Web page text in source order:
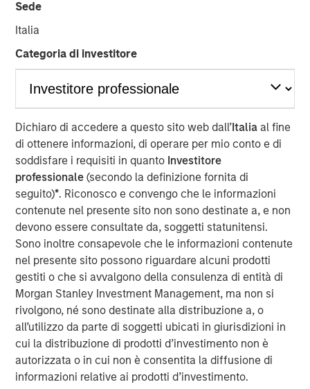
Sede
Italia
Categoria di investitore
Dichiaro di accedere a questo sito web dall’Italia al fine
di ottenere informazioni, di operare per mio conto e di
soddisfare i requisiti in quanto Investitore
professionale(secondo la definizione fornita di
seguito)*. Riconosco e convengo che le informazioni
contenute nel presente sito non sono destinate a, e non
devono essere consultate da, soggetti statunitensi.
Sono inoltre consapevole che le informazioni contenute
nel presente sito possono riguardare alcuni prodotti
gestiti o che si avvalgono della consulenza di entità di
Morgan Stanley Investment Management, ma non si
rivolgono, né sono destinate alla distribuzione a, o
all’utilizzo da parte di soggetti ubicati in giurisdizioni in
cui la distribuzione di prodotti d’investimento non è
autorizzata o in cui non è consentita la diffusione di
informazioni relative ai prodotti d’investimento.
Samanage, the service success company, today
Stanley Expansion Capital, the growth-focused private
Management. Samanage seeks to accelerate their
exceptional year-over-year growth and expand their
global market share in the IT Service Management (ITSM)
industry.
This new funding comes after several years of sustained
growth for Samanage. Samanage was built to address
the need for a modern IT and employee service
management platform that people love to use. Today,
Samanage serves over 2 million users worldwide and
helps them to rapidly and consistently deliver a superior
service experience across departments, including IT, HR,
finance, facilities, marketing, and any other team. These
solutions have the ability to transform how employees
get their work done, while ultimately improving how
external customers are served.
“By providing the most innovative employee service
management solution in the market, we are able to focus